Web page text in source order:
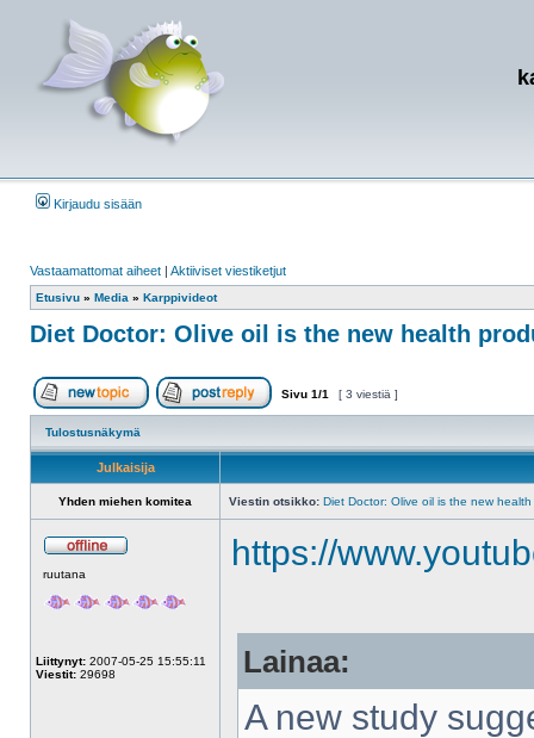
Kirjaudu sisään
Vastaamattomat aiheet | Aktiiviset viestiketjut
Etusivu » Media » Karppivideot
Diet Doctor: Olive oil is the new health
Aloita uusi ketju Vastaa viestiin
Sivu 1/1 [ 3 viestiä ]
Tulostusnäkymä
Julkaisija
Yhden miehen komitea Viestin otsikko: Diet Doctor: Olive oil is the new
ruutana
Liittynyt: 2007-05-25 15:55:11
Viestit: 29698
https://
Lainaa:
A new study